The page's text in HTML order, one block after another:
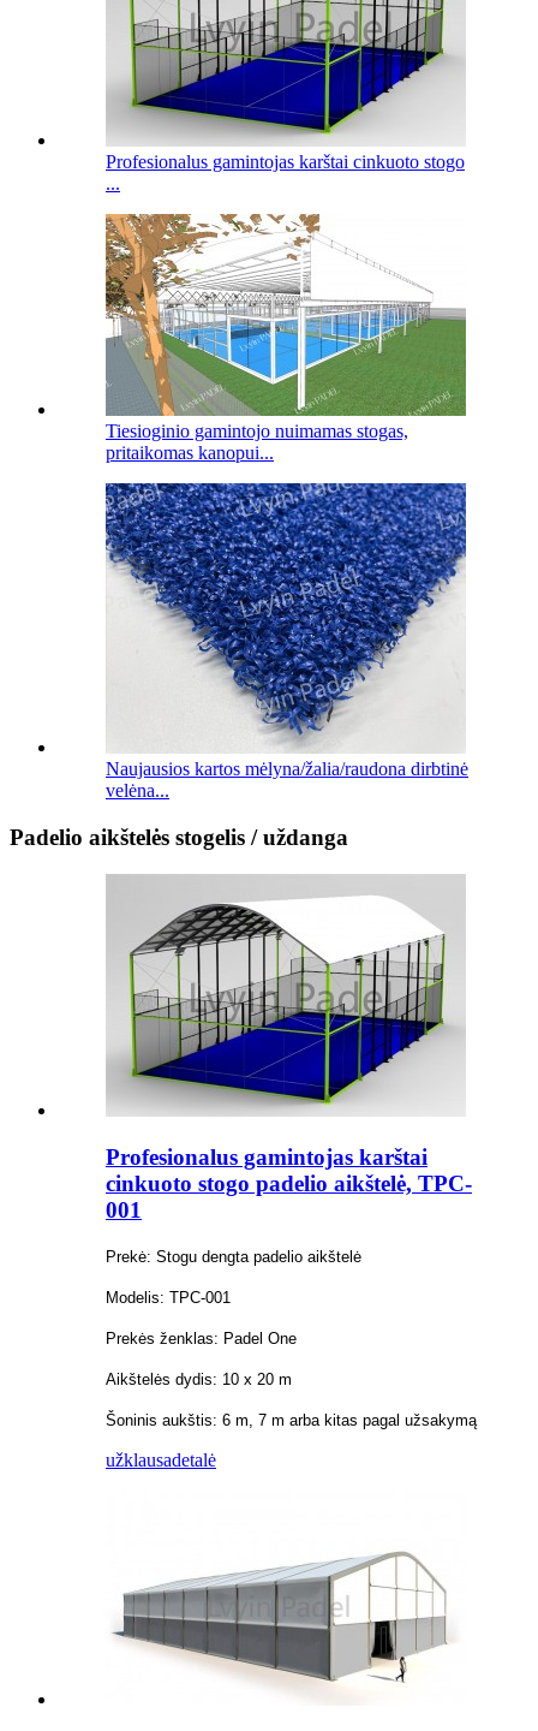
Profesionalus gamintojas karštai cinkuoto stogo
...
Tiesioginio gamintojo nuimamas stogas,
pritaikomas kanopui...
Naujausios kartos mėlyna/žalia/raudona dirbtinė
velėna...
Padelio aikštelės stogelis / uždanga
Profesionalus gamintojas karštai
cinkuoto stogo padelio aikštelė, TPC-
001
Prekė: Stogu dengta padelio aikštelė
Modelis: TPC-001
Prekės ženklas: Padel One
Aikštelės dydis: 10 x 20 m
Šoninis aukštis: 6 m, 7 m arba kitas pagal užsakymą
užklausadetalė